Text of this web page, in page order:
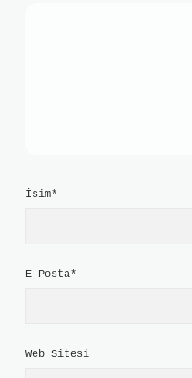
İsim*
E-Posta*
Web Sitesi